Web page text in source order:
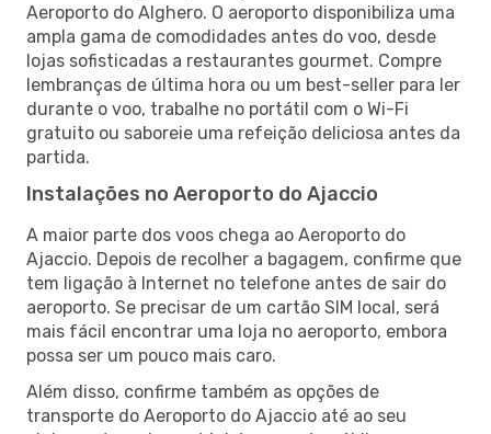
Aeroporto do Alghero. O aeroporto disponibiliza uma
ampla gama de comodidades antes do voo, desde
lojas sofisticadas a restaurantes gourmet. Compre
lembranças de última hora ou um best-seller para ler
durante o voo, trabalhe no portátil com o Wi-Fi
gratuito ou saboreie uma refeição deliciosa antes da
partida.
Instalações no Aeroporto do Ajaccio
A maior parte dos voos chega ao Aeroporto do
Ajaccio. Depois de recolher a bagagem, confirme que
tem ligação à Internet no telefone antes de sair do
aeroporto. Se precisar de um cartão SIM local, será
mais fácil encontrar uma loja no aeroporto, embora
possa ser um pouco mais caro.
Além disso, confirme também as opções de
transporte do Aeroporto do Ajaccio até ao seu